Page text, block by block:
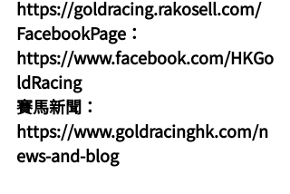
https://goldracing.rakosell.com/
FacebookPage：
https://www.facebook.com/HKGo
ldRacing
賽馬新聞：
https://www.goldracinghk.com/n
ews-and-blog